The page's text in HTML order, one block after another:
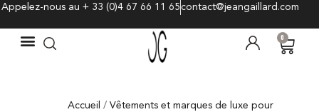
Appelez-nous au + 33 (0)4 67 66 11 65contact@jeangaillard.com
0
Accueil /Vêtements et marques de luxe pour